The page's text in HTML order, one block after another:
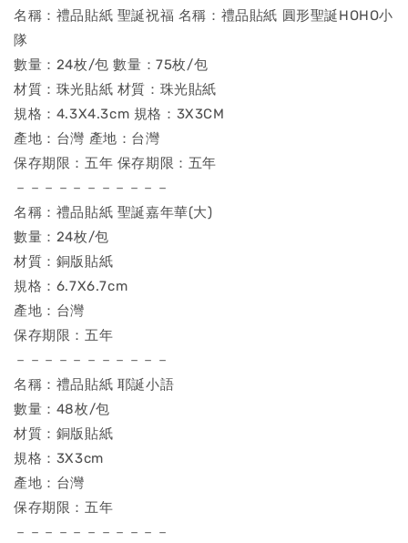
名稱：禮品貼紙 聖誕祝福 名稱：禮品貼紙 圓形聖誕HOHO小
隊
數量：24枚/包 數量：75枚/包
材質：珠光貼紙 材質：珠光貼紙
規格：4.3X4.3cm 規格：3X3CM
產地：台灣 產地：台灣
保存期限：五年 保存期限：五年
－－－－－－－－－－－
名稱：禮品貼紙 聖誕嘉年華(大)
數量：24枚/包
材質：銅版貼紙
規格：6.7X6.7cm
產地：台灣
保存期限：五年
－－－－－－－－－－－
名稱：禮品貼紙 耶誕小語
數量：48枚/包
材質：銅版貼紙
規格：3X3cm
產地：台灣
保存期限：五年
－－－－－－－－－－－